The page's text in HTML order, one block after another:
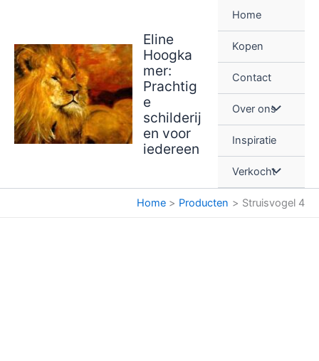
inhoud
Eline
Hoogka
mer:
Prachtig
e
schilderij
en voor
iedereen
Home
Kopen
Contact
Over ons
Inspiratie
Verkocht
Home Producten Struisvogel 4